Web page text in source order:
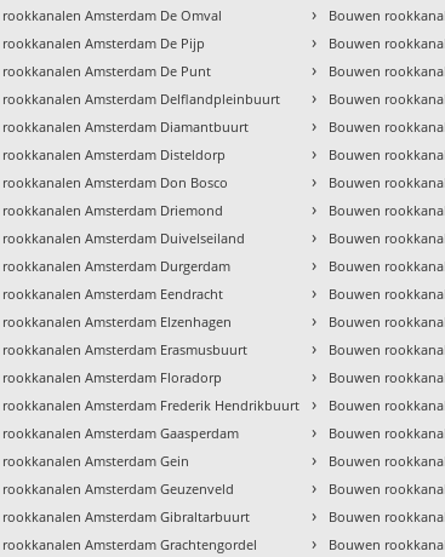
Amsterdam De Omval
Amsterdam De Pijp
Amsterdam De Punt
rookkanalen Amsterdam Delflandpleinbuurt
Amsterdam Diamantbuurt
Amsterdam Disteldorp
Amsterdam Don Bosco
Amsterdam Driemond
Amsterdam Duivelseiland
Amsterdam Durgerdam
Amsterdam Eendracht
Amsterdam Elzenhagen
Amsterdam Erasmusbuurt
Amsterdam Floradorp
Amsterdam Frederik Hendrikbuurt
Amsterdam Gaasperdam
Amsterdam Gein
Amsterdam Geuzenveld
Amsterdam Gibraltarbuurt
Amsterdam Grachtengordel
› Bouwen
› Bouwen
› Bouwen
› Bouwen
› Bouwen
› Bouwen
› Bouwen
› Bouwen
› Bouwen
› Bouwen
› Bouwen
› Bouwen
› Bouwen
› Bouwen
› Bouwen
› Bouwen
› Bouwen
› Bouwen
› Bouwen
› Bouwen